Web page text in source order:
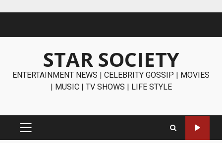
STAR SOCIETY
ENTERTAINMENT NEWS | CELEBRITY GOSSIP | MOVIES
| MUSIC | TV SHOWS | LIFE STYLE
PRIMARY